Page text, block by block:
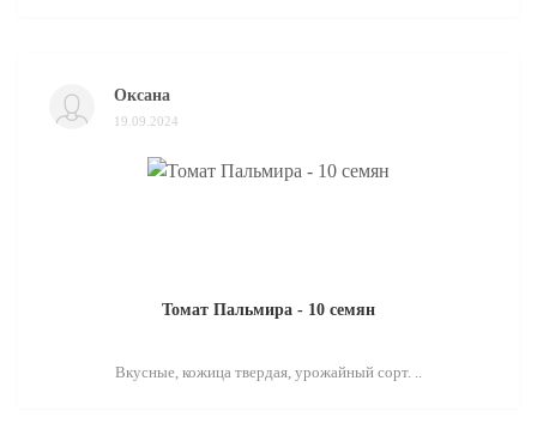
Оксана
19.09.2024
Томат Пальмира - 10 семян
Вкусные, кожица твердая, урожайный сорт. ..